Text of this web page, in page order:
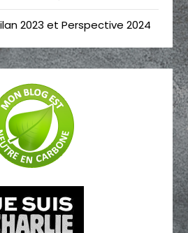
2023 et Perspective 2024